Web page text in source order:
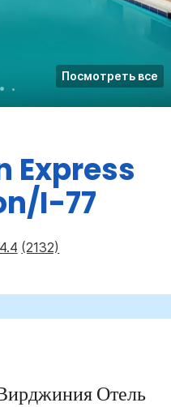
Посмотреть все
Express
I-77
4.4 (2132)
Отель